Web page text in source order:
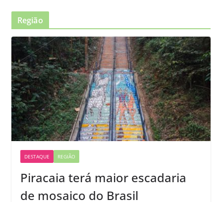
Região
DESTAQUE REGIÃO
Piracaia terá maior escadaria
de mosaico do Brasil